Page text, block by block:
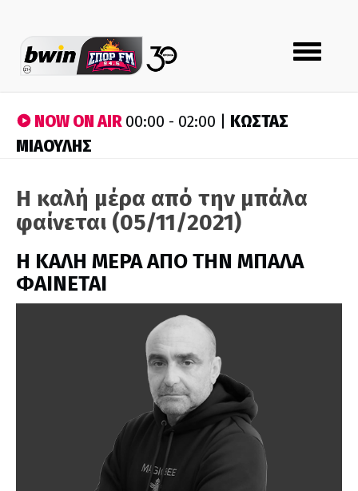
Toggle
navigation
NOW ON AIR00:00 - 02:00 | ΚΩΣΤΑΣ
ΜΙΑΟΥΛΗΣ
Η καλή μέρα από την μπάλα
φαίνεται (05/11/2021)
H ΚΑΛΗ ΜΕΡΑ ΑΠΟ ΤΗΝ ΜΠΑΛΑ
ΦΑΙΝΕΤΑΙ